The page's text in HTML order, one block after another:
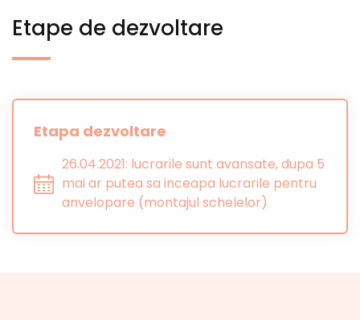
Etape de dezvoltare
Etapa dezvoltare
26.04.2021: lucrarile sunt avansate, dupa 5
mai ar putea sa inceapa lucrarile pentru
anvelopare (montajul schelelor)